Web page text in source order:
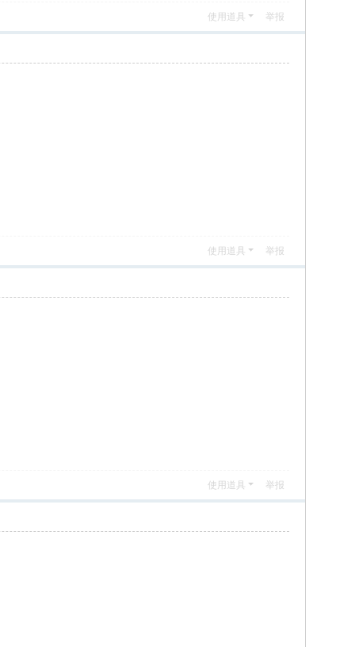
使用道具 举报
使用道具 举报
使用道具 举报